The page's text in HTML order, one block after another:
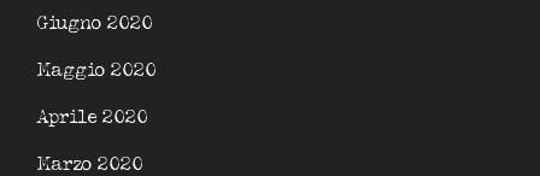
Giugno 2020
Maggio 2020
Aprile 2020
Marzo 2020